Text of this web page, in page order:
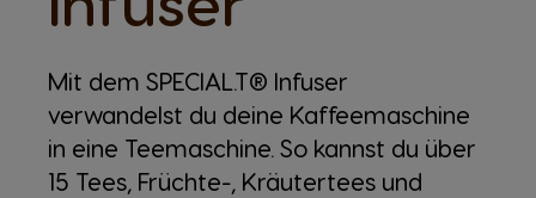
Mit dem SPECIAL.T® Infuser
verwandelst du deine Kaffeemaschine
in eine Teemaschine. So kannst du über
15 Tees, Früchte-, Kräutertees und